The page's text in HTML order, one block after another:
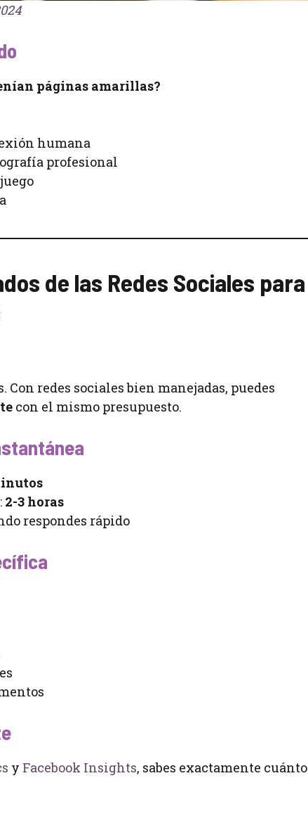
páginas amarillas?
humana
profesional
de las Redes Sociales para
redes sociales bien manejadas, puedes
con el mismo presupuesto.
2-3 horas
respondes rápido
y Facebook Insights, sabes exactamente cuánto